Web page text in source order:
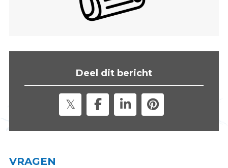
Deel dit bericht
VRAGEN